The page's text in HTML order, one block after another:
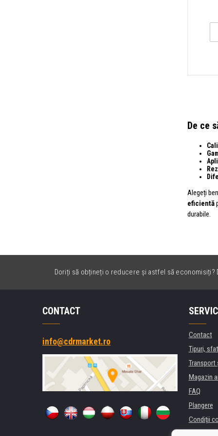
De ce
Alegeți
eficientă
durabile.
Doriți să obțineți o reducere și astfel să
CONTACT
info@cdrmarket.ro
Contact
Tipuri,
Transport
Magazin
FAQ
Plangere
Condiţii